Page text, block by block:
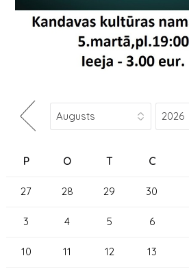
P O T C
27 28 29 30
3 4 5 6
10 11 12 13